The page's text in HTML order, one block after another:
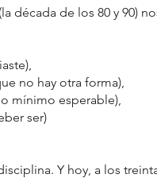
década de los 80 y 90)
no hay otra forma),
mínimo esperable),
ser)
Y hoy, a los